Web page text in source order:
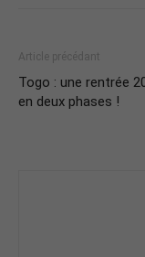
Article précédant
Togo : une rentrée
en deux phases !